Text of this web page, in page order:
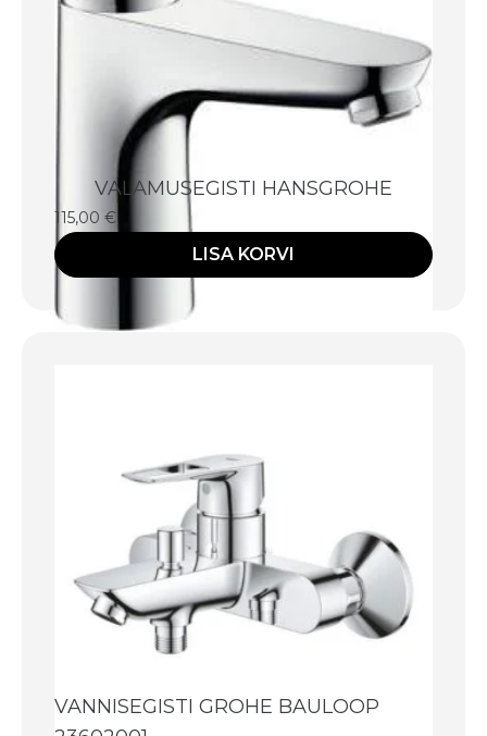
VALAMUSEGISTI HANSGROHE
115,00 €
LISA KORVI
VANNISEGISTI GROHE BAULOOP